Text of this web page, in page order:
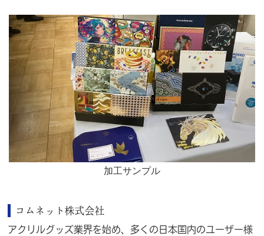
加工サンプル
コムネット株式会社
アクリルグッズ業界を始め、多くの日本国内のユーザー様